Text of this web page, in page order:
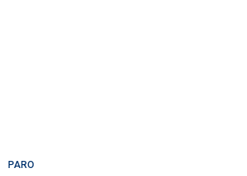
PARO